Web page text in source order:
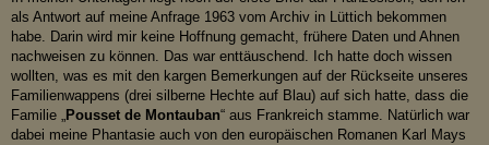
als Antwort auf meine Anfrage 1963 vom Archiv in Lüttich bekommen
habe. Darin wird mir keine Hoffnung gemacht, frühere Daten und Ahnen
nachweisen zu können. Das war enttäuschend. Ich hatte doch wissen
wollten, was es mit den kargen Bemerkungen auf der Rückseite unseres
Familienwappens (drei silberne Hechte auf Blau) auf sich hatte, dass die
Familie „Pousset de Montauban“ aus Frankreich stamme. Natürlich war
dabei meine Phantasie auch von den europäischen Romanen Karl Mays